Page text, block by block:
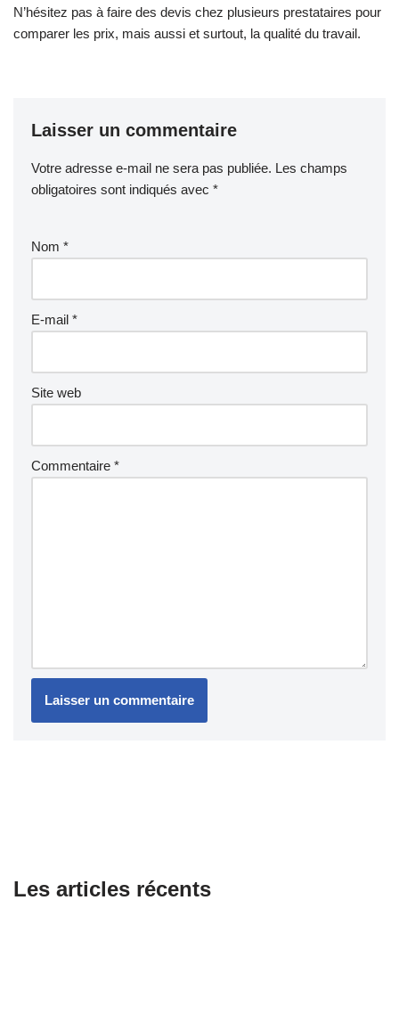
N’hésitez pas à faire des devis chez plusieurs prestataires pour
comparer les prix, mais aussi et surtout, la qualité du travail.
Laisser un commentaire
Votre adresse e-mail ne sera pas publiée. Les champs
obligatoires sont indiqués avec *
Nom *
E-mail *
Site web
Commentaire *
Les articles récents